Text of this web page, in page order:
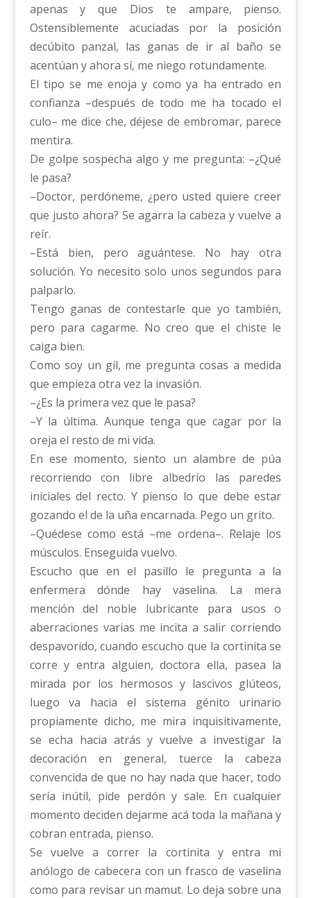
apenas y que Dios te ampare, pienso.
Ostensiblemente acuciadas por la posición
decúbito panzal, las ganas de ir al baño se
acentúan y ahora sí, me niego rotundamente.
El tipo se me enoja y como ya ha entrado en
confianza –después de todo me ha tocado el
culo– me dice che, déjese de embromar, parece
mentira.
De golpe sospecha algo y me pregunta: –¿Qué
le pasa?
–Doctor, perdóneme, ¿pero usted quiere creer
que justo ahora? Se agarra la cabeza y vuelve a
reír.
–Está bien, pero aguántese. No hay otra
solución. Yo necesito solo unos segundos para
palparlo.
Tengo ganas de contestarle que yo también,
pero para cagarme. No creo que el chiste le
caiga bien.
Como soy un gil, me pregunta cosas a medida
que empieza otra vez la invasión.
–¿Es la primera vez que le pasa?
–Y la última. Aunque tenga que cagar por la
oreja el resto de mi vida.
En ese momento, siento un alambre de púa
recorriendo con libre albedrío las paredes
iniciales del recto. Y pienso lo que debe estar
gozando el de la uña encarnada. Pego un grito.
–Quédese como está –me ordena–. Relaje los
músculos. Enseguida vuelvo.
Escucho que en el pasillo le pregunta a la
enfermera dónde hay vaselina. La mera
mención del noble lubricante para usos o
aberraciones varias me incita a salir corriendo
despavorido, cuando escucho que la cortinita se
corre y entra alguien, doctora ella, pasea la
mirada por los hermosos y lascivos glúteos,
luego va hacia el sistema génito urinario
propiamente dicho, me mira inquisitivamente,
se echa hacia atrás y vuelve a investigar la
decoración en general, tuerce la cabeza
convencida de que no hay nada que hacer, todo
sería inútil, pide perdón y sale. En cualquier
momento deciden dejarme acá toda la mañana y
cobran entrada, pienso.
Se vuelve a correr la cortinita y entra mi
anólogo de cabecera con un frasco de vaselina
como para revisar un mamut. Lo deja sobre una